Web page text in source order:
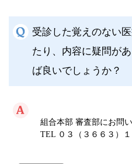
受診した覚えのない
たり、内容に疑問が
ば良いでしょうか？
組合本部 審査部にお問い
TEL ０３（３６６３）